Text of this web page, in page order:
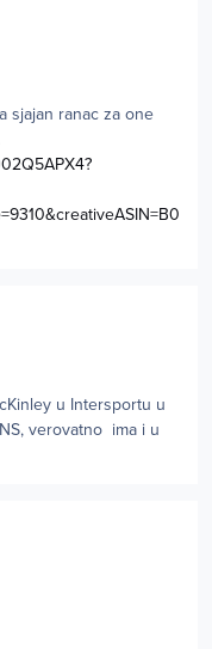
sjajan ranac za one
u Intersportu u
verovatno ima i u